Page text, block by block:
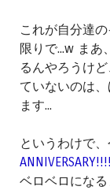
これが自分達
限りで...w まあ
るんやろうけ
ていないのは
ます...
というわけで
ベロベロにな